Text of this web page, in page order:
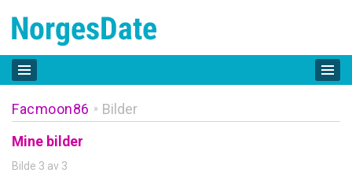
Facmoon86 » Bilder
Mine bilder
Bilde 3 av 3